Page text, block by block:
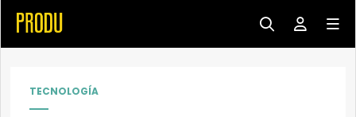
TECNOLOGÍA